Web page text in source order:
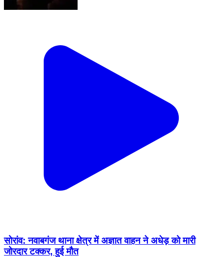
सोरांव: नवाबगंज थाना क्षेत्र में अज्ञात वाहन ने अधेड़ को मारी
जोरदार टक्कर, हुई मौत